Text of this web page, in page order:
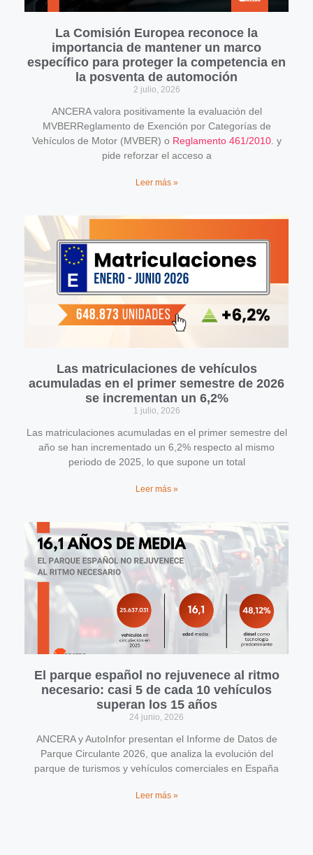
La Comisión Europea reconoce la
importancia de mantener un marco
específico para proteger la competencia en
la posventa de automoción
2 julio, 2026
ANCERA valora positivamente la evaluación del
MVBERReglamento de Exención por Categorías de
Vehículos de Motor (MVBER) o Reglamento 461/2010. y
pide reforzar el acceso a
Leer más »
Las matriculaciones de vehículos
acumuladas en el primer semestre de 2026
se incrementan un 6,2%
1 julio, 2026
Las matriculaciones acumuladas en el primer semestre del
año se han incrementado un 6,2% respecto al mismo
periodo de 2025, lo que supone un total
Leer más »
El parque español no rejuvenece al ritmo
necesario: casi 5 de cada 10 vehículos
superan los 15 años
24 junio, 2026
ANCERA y AutoInfor presentan el Informe de Datos de
Parque Circulante 2026, que analiza la evolución del
parque de turismos y vehículos comerciales en España
Leer más »